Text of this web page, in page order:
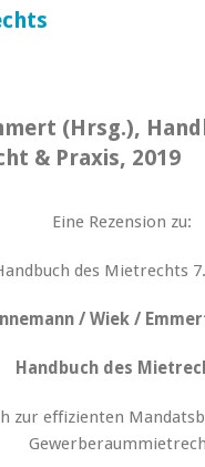
(Hrsg.),
& Praxis, 2019
Eine Rezension zu:
/ Wiek /
Handbuch des
zur effizienten